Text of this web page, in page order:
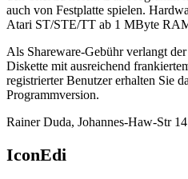
auch von Festplatte spielen.
Atari ST/STE/TT ab 1 MByte
Als Shareware-Gebühr verlangt
Diskette mit ausreichend
registrierter Benutzer erhalten Sie
Programmversion.
Rainer Duda, Johannes-Haw-Str
IconEdi